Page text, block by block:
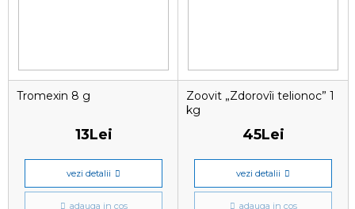
Tromexin 8 g
13Lei
vezi detalii
adauga in cos
Zoovit „Zdorovîi telionoc” 1
kg
45Lei
vezi detalii
adauga in cos